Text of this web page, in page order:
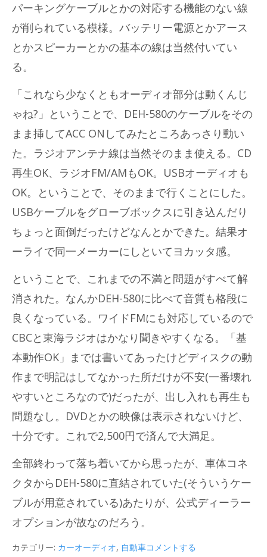
パーキングケーブルとかの対応する機能のない線
が削られている模様。バッテリー電源とかアース
とかスピーカーとかの基本の線は当然付いてい
る。
「これなら少なくともオーディオ部分は動くんじ
ゃね?」ということで、DEH-580のケーブルをその
まま挿してACC ONしてみたところあっさり動い
た。ラジオアンテナ線は当然そのまま使える。CD
再生OK、ラジオFM/AMもOK。USBオーディオも
OK。ということで、そのままで行くことにした。
USBケーブルをグローブボックスに引き込んだり
ちょっと面倒だったけどなんとかできた。結果オ
ーライで同一メーカーにしといてヨカッタ感。
ということで、これまでの不満と問題がすべて解
消された。なんかDEH-580に比べて音質も格段に
良くなっている。ワイドFMにも対応しているので
CBCと東海ラジオはかなり聞きやすくなる。「基
本動作OK」までは書いてあったけどディスクの動
作まで明記はしてなかった所だけが不安(一番壊れ
やすいところなので)だったが、出し入れも再生も
問題なし。DVDとかの映像は表示されないけど、
十分です。これで2,500円で済んで大満足。
全部終わって落ち着いてから思ったが、車体コネ
クタからDEH-580に直結されていた(そういうケー
ブルが用意されている)あたりが、公式ディーラー
オプションが故なのだろう。
カテゴリー: カーオーディオ, 自動車コメントする